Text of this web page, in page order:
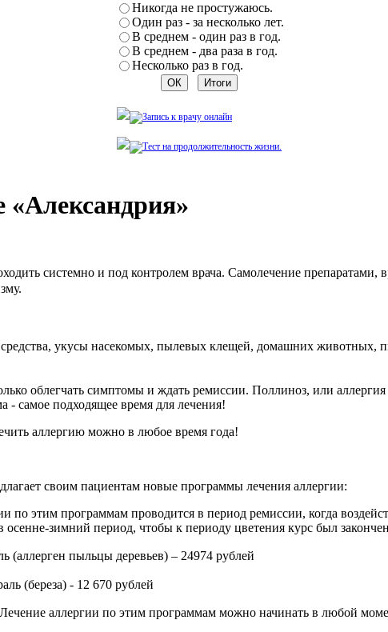
Никогда не простужаюсь.
Один раз - за несколько лет.
В среднем - один раз в год.
В среднем - два раза в год.
Несколько раз в год.
«Александрия»
системно и под контролем врача. Самолечение
укусы насекомых, пылевых клещей, домашних животных,
облегчать симптомы и ждать ремиссии. Поллиноз, или
- самое подходящее время для лечения!
аллергию можно в любое время года!
своим пациентам новые программы лечения аллергии:
этим программам проводится в период ремиссии, когда
зимний период, чтобы к периоду цветения курс был
(аллерген пыльцы деревьев) – 24974 рублей
(береза) - 12 670 рублей
аллергии по этим программам можно начинать в любой